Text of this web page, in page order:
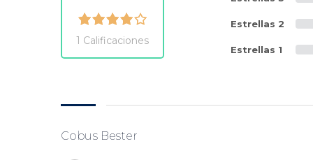
1 Calificaciones
Estrellas 2
Estrellas 1
Cobus Bester